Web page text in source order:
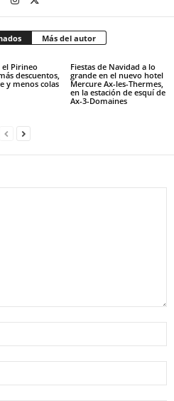
Más del autor
el Pirineo
descuentos,
y menos colas
Fiestas de Navidad a lo
grande en el nuevo hotel
Mercure Ax-les-Thermes,
en la estación de esquí de
Ax-3-Domaines